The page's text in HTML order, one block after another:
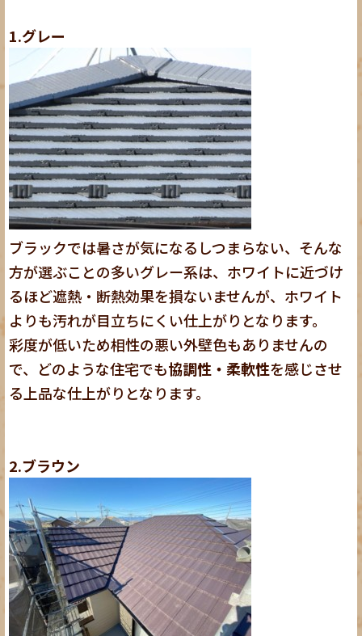
1.グレー
ブラックでは暑さが気になるしつまらない、そんな
方が選ぶことの多いグレー系は、ホワイトに近づけ
るほど遮熱・断熱効果を損ないませんが、ホワイト
よりも汚れが目立ちにくい仕上がりとなります。
彩度が低いため相性の悪い外壁色もありませんの
で、どのような住宅でも協調性・柔軟性を感じさせ
る上品な仕上がりとなります。
2.ブラウン